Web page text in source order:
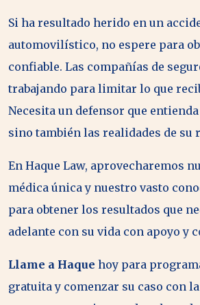
Si ha resultado herido en un
automovilístico, no espere para
confiable. Las compañías de
trabajando para limitar lo que
Necesita un defensor que
sino también las realidades de su
En Haque Law, aprovecharemos
médica única y nuestro vasto
para obtener los resultados que
adelante con su vida con apoyo y
Llame a Haque hoy para
gratuita y comenzar su caso con la